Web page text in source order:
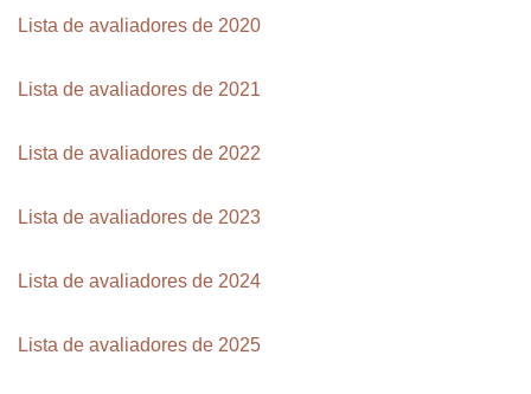
Lista de avaliadores de 2020
Lista de avaliadores de 2021
Lista de avaliadores de 2022
Lista de avaliadores de 2023
Lista de avaliadores de 2024
Lista de avaliadores de 2025